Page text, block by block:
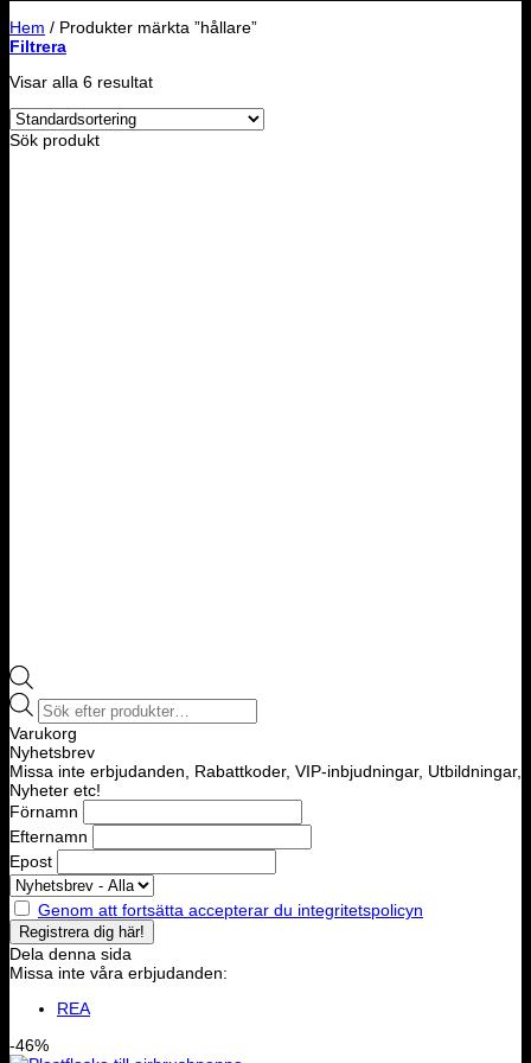
Hem / Produkter märkta ”hållare”
Filtrera
Visar alla 6 resultat
Sök produkt
Products
search
Varukorg
Nyhetsbrev
Missa inte erbjudanden, Rabattkoder, VIP-inbjudningar, Utbildningar,
Nyheter etc!
Förnamn
Efternamn
Epost
Genom att fortsätta accepterar du integritetspolicyn
Dela denna sida
Missa inte våra erbjudanden:
REA
-46%